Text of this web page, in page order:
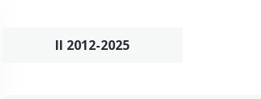
II 2012-2025